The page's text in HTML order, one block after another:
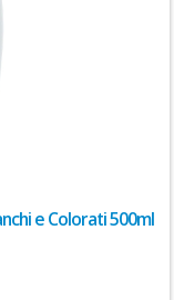
e Colorati 500ml